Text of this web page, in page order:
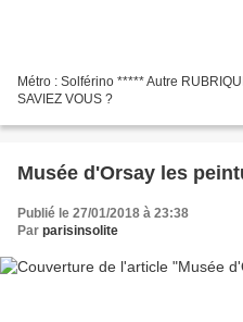
Métro : Solférino ***** Autre
SAVIEZ VOUS ?
Musée d'Orsay les
Publié le 27/01/2018 à 23:38
Par parisinsolite